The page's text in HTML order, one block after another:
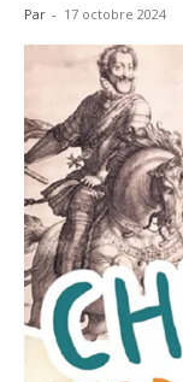
Par - 17 octobre 2024